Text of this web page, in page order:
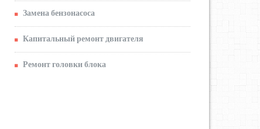
Замена бензонасоса
Капитальный ремонт двигателя
Ремонт головки блока